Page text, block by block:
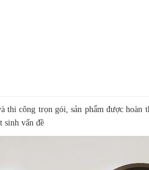
công trọn gói, sản phẩm được hoàn
sinh vấn đề